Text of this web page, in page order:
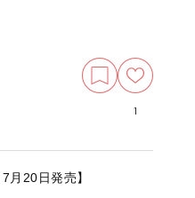
1
月20日発売】